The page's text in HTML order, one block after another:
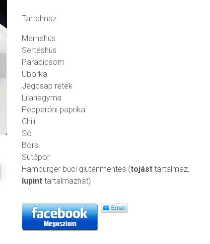
Tartalmaz:
Marhahús
Sertéshús
Paradicsom
Uborka
Jégcsap retek
Lilahagyma
Pepperóni paprika
Chili
Só
Bors
Sütőpor
Hamburger buci gluténmentes (tojást tartalmaz,
lupint tartalmazhat)